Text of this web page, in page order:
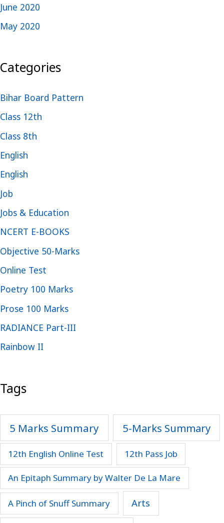
June 2020
May 2020
Categories
Bihar Board Pattern
Class 12th
Class 8th
English
English
Job
Jobs & Education
NCERT E-BOOKS
Objective 50-Marks
Online Test
Poetry 100 Marks
Prose 100 Marks
RADIANCE Part-III
Rainbow II
Tags
5 Marks Summary 5-Marks Summary
12th English Online Test 12th Pass Job
An Epitaph Summary by Walter De La Mare
A Pinch of Snuff Summary Arts